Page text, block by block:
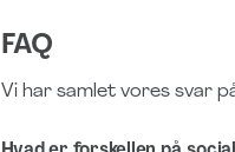
FAQ
Vi har samlet vores svar